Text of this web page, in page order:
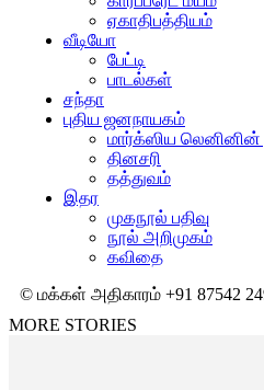
ஏகாதிபத்தியம்
வீடியோ
பேட்டி
பாடல்கள்
சந்தா
புதிய ஜனநாயகம்
மார்க்ஸிய
தினசரி
தத்துவம்
இதர
முகநூல் பதிவு
நூல் அறிமுகம்
கவிதை
© மக்கள் அதிகாரம் +91 87542
MORE STORIES